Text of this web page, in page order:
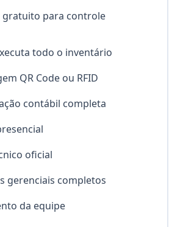
gratuito para controle
todo o inventário
QR Code ou RFID
contábil completa
oficial
gerenciais completos
da equipe